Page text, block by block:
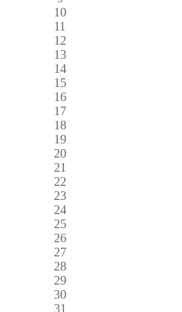
10
11
12
13
14
15
16
17
18
19
20
21
22
23
24
25
26
27
28
29
30
31